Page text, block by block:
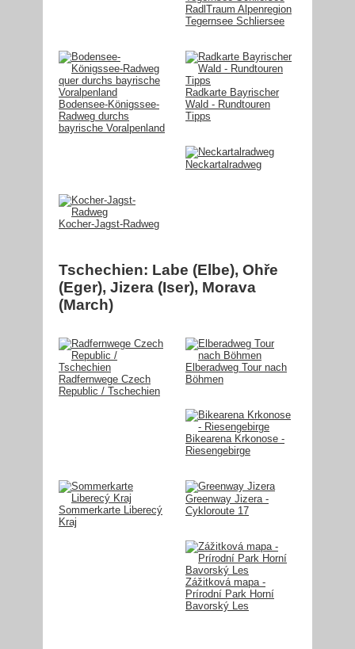
RadlTraum Alpenregion
Tegernsee Schliersee
Bodensee-Königssee-
Radweg durchs
bayrische Voralpenland
Radkarte Bayrischer
Wald - Rundtouren
Tipps
Neckartalradweg
Kocher-Jagst-Radweg
Tschechien: Labe (Elbe), Ohře
(Eger), Jizera (Iser), Morava
(March)
Radfernwege Czech
Republic / Tschechien
Elberadweg Tour nach
Böhmen
Bikearena Krkonose -
Riesengebirge
Sommerkarte Liberecý
Kraj
Greenway Jizera -
Cykloroute 17
Zážitková mapa -
Prírodní Park Horní
Bavorský Les